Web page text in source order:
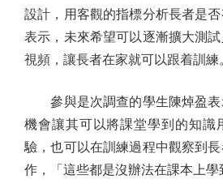
設計，用客觀的指標分析長者是
表示，未來希望可以逐漸擴大測
視頻，讓長者在家就可以跟着訓練
參與是次調查的學生陳焯盈表
機會讓其可以將課堂學到的知識
驗，也可以在訓練過程中觀察到
作，「這些都是沒辦法在課本上學